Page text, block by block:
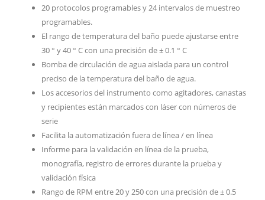
20 protocolos programables y 24 intervalos de muestreo
programables.
El rango de temperatura del baño puede ajustarse entre
30 ° y 40 ° C con una precisión de ± 0.1 ° C
Bomba de circulación de agua aislada para un control
preciso de la temperatura del baño de agua.
Los accesorios del instrumento como agitadores, canastas
y recipientes están marcados con láser con números de
serie
Facilita la automatización fuera de línea / en línea
Informe para la validación en línea de la prueba,
monografía, registro de errores durante la prueba y
validación física
Rango de RPM entre 20 y 250 con una precisión de ± 0.5